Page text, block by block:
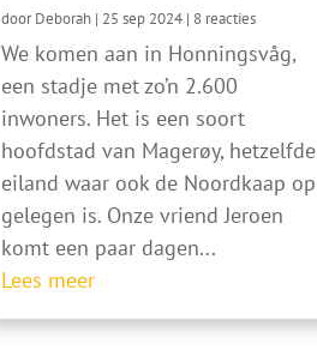
doorDeborah | 25 sep 2024 | 8 reacties
We komen aan in Honningsvåg,
een stadje met zo’n 2.600
inwoners. Het is een soort
hoofdstad van Magerøy, hetzelfde
eiland waar ook de Noordkaap op
gelegen is. Onze vriend Jeroen
komt een paar dagen...
Lees meer